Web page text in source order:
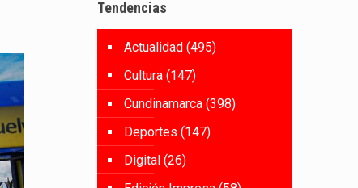
Tendencias
Actualidad (495)
Cultura (147)
Cundinamarca (398)
Deportes (147)
Digital (26)